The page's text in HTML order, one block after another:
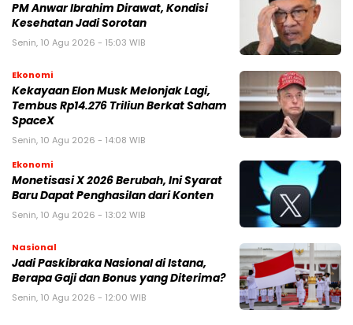
PM Anwar Ibrahim Dirawat, Kondisi
Kesehatan Jadi Sorotan
Senin, 10 Agu 2026 - 15:03 WIB
Ekonomi
Kekayaan Elon Musk Melonjak Lagi,
Tembus Rp14.276 Triliun Berkat Saham
SpaceX
Senin, 10 Agu 2026 - 14:08 WIB
Ekonomi
Monetisasi X 2026 Berubah, Ini Syarat
Baru Dapat Penghasilan dari Konten
Senin, 10 Agu 2026 - 13:02 WIB
Nasional
Jadi Paskibraka Nasional di Istana,
Berapa Gaji dan Bonus yang Diterima?
Senin, 10 Agu 2026 - 12:00 WIB